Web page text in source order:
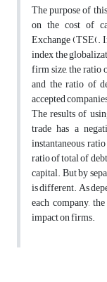
The purpose of
on the cost of
Exchange (TSE(.
index the
firm size, the ratio
and the ratio of
accepted
The results of
trade has a
instantaneous
ratio of total of
capital. But by
is different. As
each company,
impact on firms.